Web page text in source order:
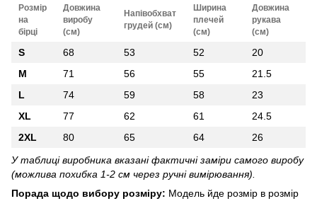
Розмір
на
бірці
Довжина
виробу
(см)
Напівобхват
грудей (см)
Ширина
плечей
(см)
Довжина
рукава
(см)
S 68 53 52
20
M
71 56 55
21.5
L
74 59 58
23
XL
77 62 61
24.5
2XL
80 65 64
26
У таблиці виробника вказані фактичні заміри самого виробу
(можлива похибка 1-2 см через ручні вимірювання).
Порада щодо вибору розміру: Модель йде розмір в розмір